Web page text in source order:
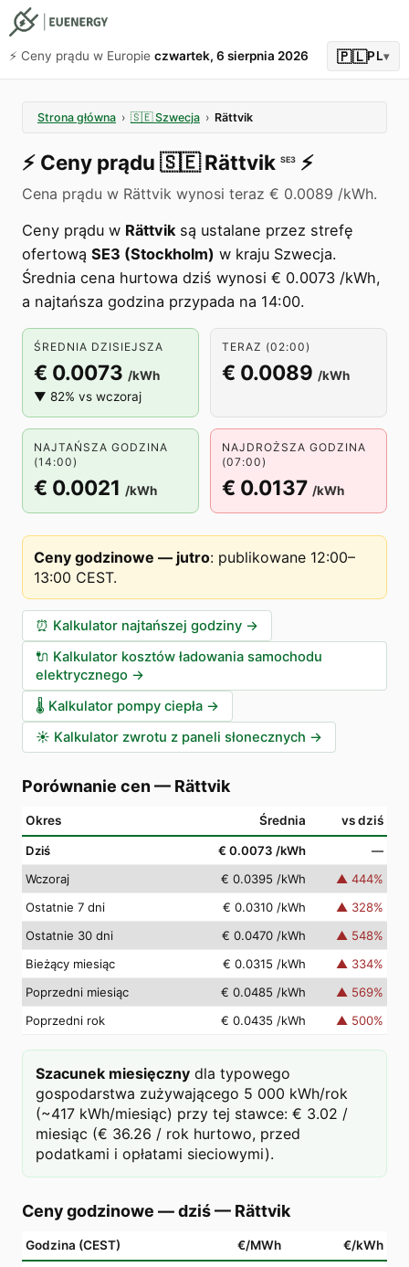
⚡️ Ceny prądu w Europie czwartek, 6 sierpnia 2026 🇵🇱PL▾
Strona główna › 🇸🇪 Szwecja › Rättvik
⚡️ Ceny prądu 🇸🇪 Rättvik SE3 ⚡️
Cena prądu w Rättvik wynosi teraz € 0.0089 /kWh.
Ceny prądu w Rättviksą ustalane przez strefę
ofertową SE3 (Stockholm) w kraju Szwecja.
Średnia cena hurtowa dziś wynosi € 0.0073 /kWh,
a najtańsza godzina przypada na 14:00.
ŚREDNIA DZISIEJSZA
€ 0.0073 /kWh
▼ 82% vs wczoraj
TERAZ (02:00)
€ 0.0089 /kWh
NAJTAŃSZA GODZINA
(14:00)
€ 0.0021 /kWh
NAJDROŻSZA GODZINA
(07:00)
€ 0.0137 /kWh
Ceny godzinowe — jutro: publikowane 12:00–
13:00 CEST.
⏰ Kalkulator najtańszej godziny →
🔌 Kalkulator kosztów ładowania samochodu
elektrycznego →
🌡️ Kalkulator pompy ciepła →
☀️ Kalkulator zwrotu z paneli słonecznych →
Porównanie cen — Rättvik
Okres Średnia vs dziś
Dziś € 0.0073 /kWh
—
Wczoraj
€ 0.0395 /kWh ▲ 444%
Ostatnie 7 dni
€ 0.0310 /kWh ▲ 328%
Ostatnie 30 dni
€ 0.0470 /kWh ▲ 548%
Bieżący miesiąc
€ 0.0315 /kWh ▲ 334%
Poprzedni miesiąc
€ 0.0485 /kWh ▲ 569%
Poprzedni rok
€ 0.0435 /kWh ▲ 500%
Szacunek miesięczny dla typowego
gospodarstwa zużywającego 5 000 kWh/rok
(~417 kWh/miesiąc) przy tej stawce: € 3.02 /
miesiąc (€ 36.26 / rok hurtowo, przed
podatkami i opłatami sieciowymi).
Ceny godzinowe — dziś— Rättvik
Godzina (CEST) €/MWh €/kWh